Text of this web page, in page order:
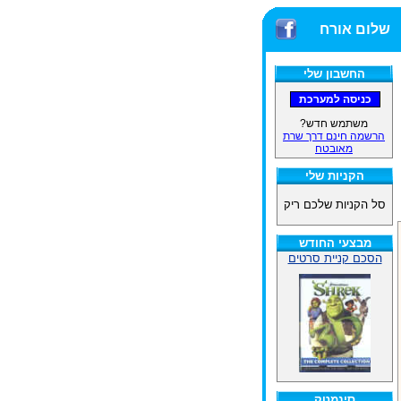
שלום אורח
החשבון שלי
משתמש חדש?
הרשמה חינם דרך שרת
מאובטח
הקניות שלי
סל הקניות שלכם ריק
מבצעי החודש
הסכם קניית סרטים